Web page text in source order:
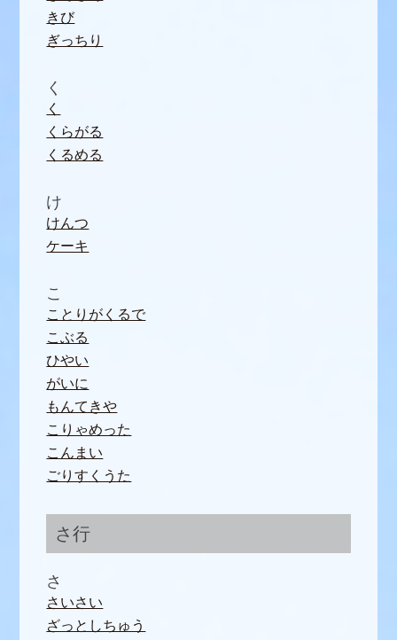
きび
ぎっちり
く
く
くらがる
くるめる
け
けんつ
ケーキ
こ
ことりがくるで
こぶる
ひやい
がいに
もんてきや
こりゃめった
こんまい
ごりすくうた
さ行
さ
さいさい
ざっとしちゅう